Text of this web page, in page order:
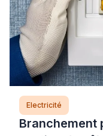
Electricité
Branchement